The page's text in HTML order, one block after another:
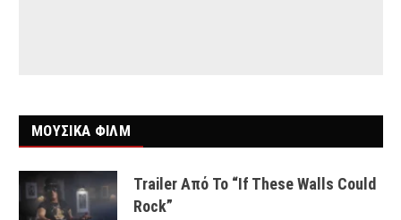
ΜΟΥΣΙΚΑ ΦΙΛΜ
Trailer Από Το “If These Walls Could
Rock”